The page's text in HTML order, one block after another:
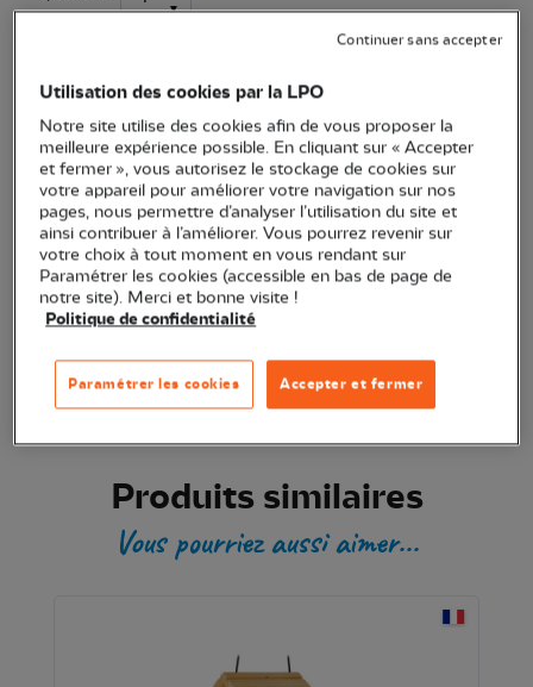
Ajouter au panier
Transaction sécurisée
Produit certifié
Produits similaires
Vous pourriez aussi aimer...
Utilisation des cookies par la LPO
Notre site utilise des cookies afin de vous proposer la
meilleure expérience possible. En cliquant sur « Accepter
et fermer », vous autorisez le stockage de cookies sur
votre appareil pour améliorer votre navigation sur nos
pages, nous permettre d’analyser l’utilisation du site et
ainsi contribuer à l’améliorer. Vous pourrez revenir sur
votre choix à tout moment en vous rendant sur
Paramétrer les cookies (accessible en bas de page de
notre site). Merci et bonne visite !
Politique de confidentialité
Accepter et fermer
Paramétrer les cookies
Continuer sans accepter